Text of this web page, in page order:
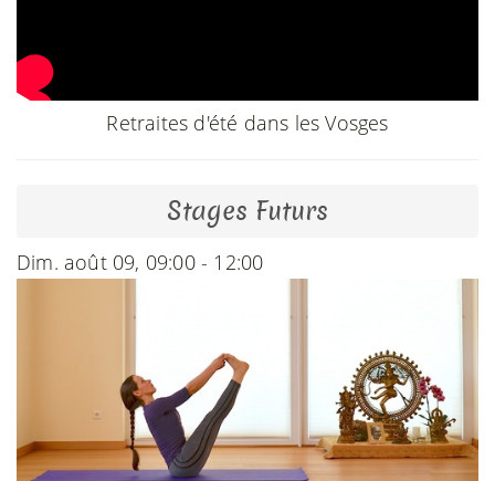
Retraites d'été dans les Vosges
Stages Futurs
Dim. août 09, 09:00 - 12:00